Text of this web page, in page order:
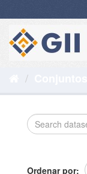
para
conteúdo
Ordenar por